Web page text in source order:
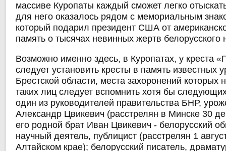
массиве Куропаты каждый сможет легко
для него оказалось рядом с мемориальным
который подарил президент США от
память о тысячах невинных жертв белорусского
Возможно именно здесь, в Куропатах, у креста
следует установить кресты в память известных
Брестской области, места захоронений которых
таких лиц следует вспомнить хотя бы
один из руководителей правительства БНР,
Александр Цвикевич (расстрелян в Минске 30
его родной брат Иван Цвикевич - белорусский
научный деятель, публицист (расстрелян 1
Алтайском крае); белорусский писатель,